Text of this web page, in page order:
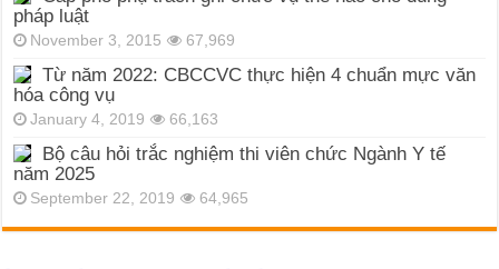
pháp luật
November 3, 2015 67,969
Từ năm 2022: CBCCVC thực hiện 4 chuẩn mực văn
hóa công vụ
January 4, 2019 66,163
Bộ câu hỏi trắc nghiệm thi viên chức Ngành Y tế
năm 2025
September 22, 2019 64,965